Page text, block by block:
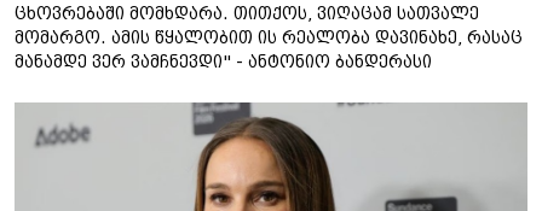
ცხოვრებაში მომხდარა. თითქოს, ვიღაცამ სათვალე
მომარგო. ამის წყალობით ის რეალობა დავინახე, რასაც
მანამდე ვერ ვამჩნევდი" - ანტონიო ბანდერასი